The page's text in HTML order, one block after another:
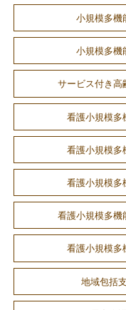
小規模多
小規模多
サービス付き
看護小規模
看護小規模
看護小規模
看護小規模多
看護小規模
地域包括